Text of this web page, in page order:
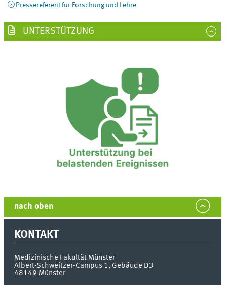
Pressereferent für Forschung und Lehre
UNTERSTÜTZUNG
nach oben
KONTAKT
Medizinische Fakultät Münster
Albert-Schweitzer-Campus 1, Gebäude D3
48149 Münster